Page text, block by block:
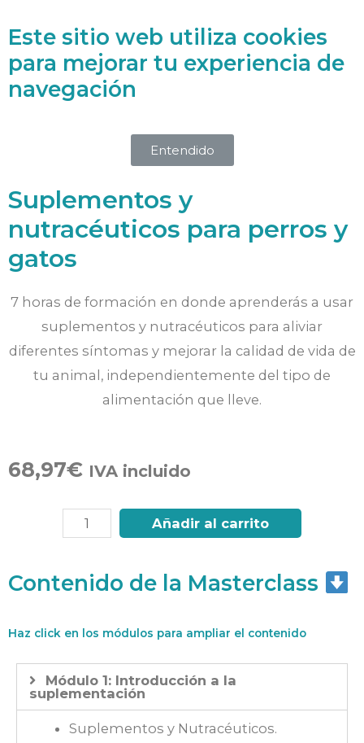
Accede a la Biblioteca Holística
MASTERCLASS
Suplementos y
nutracéuticos para perros y
gatos
7 horas de formación en donde aprenderás a usar
suplementos y nutracéuticos para aliviar
diferentes síntomas y mejorar la calidad de vida de
tu animal, independientemente del tipo de
alimentación que lleve.
68,97€ IVA incluido
Añadir al carrito
Contenido de la Masterclass
Haz click en los módulos para ampliar el contenido
Módulo 1: Introducción a la
suplementación
Suplementos y Nutracéuticos.
Este sitio web utiliza cookies
para mejorar tu experiencia de
navegación
Entendido